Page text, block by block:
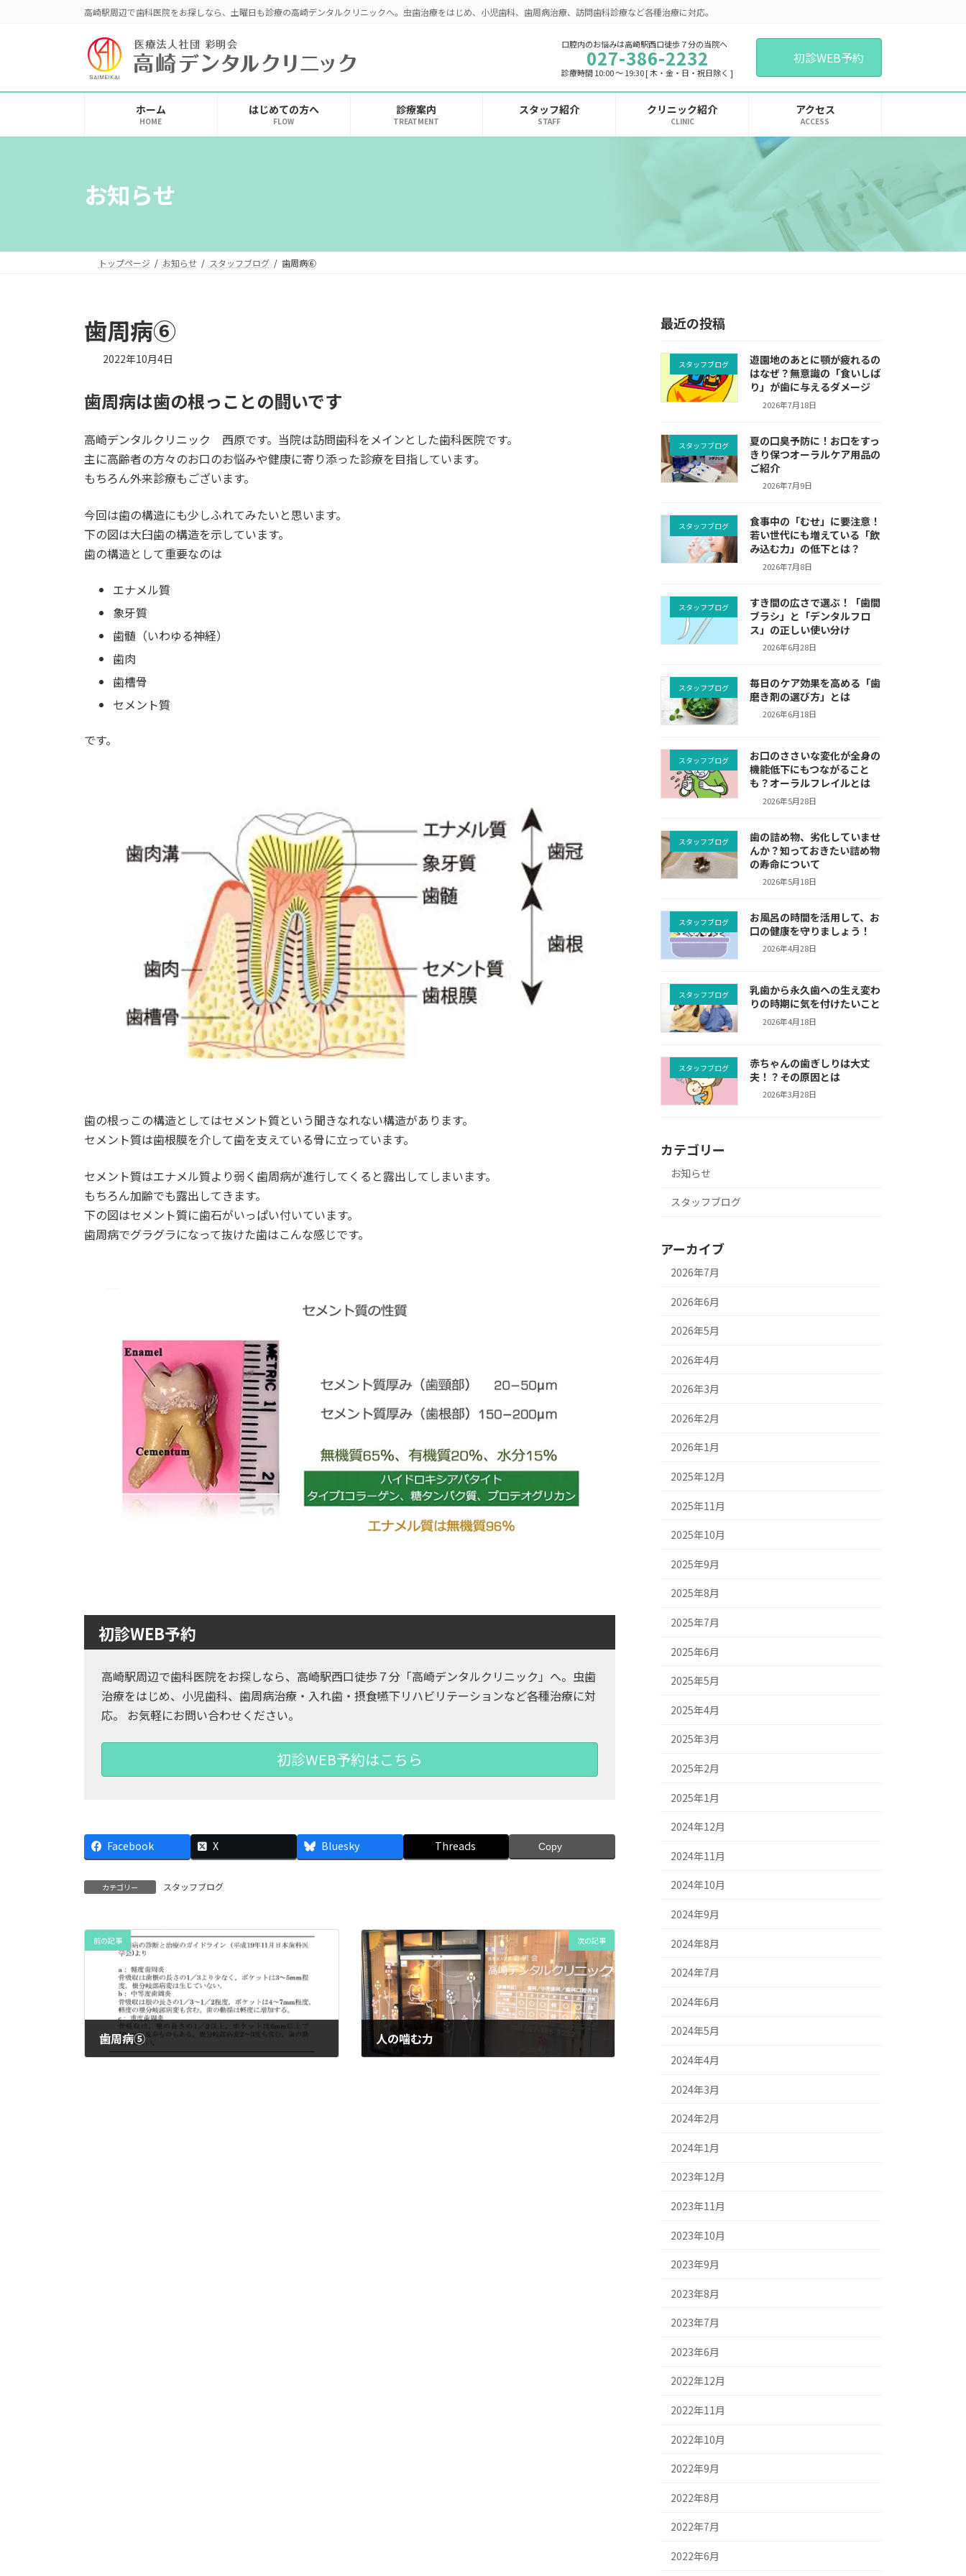
へ
ョ
高崎駅周辺で歯科医院をお探しなら、土曜日も診療の高崎デンタルクリニックへ。虫歯治療をはじめ、小児歯科、歯周病治療、訪問歯科診療など各種治療に対応。
口腔内のお悩みは高崎駅西口徒歩７分の当院へ
027-386-2232
診療時間 10:00 ～ 19:30 [ 木・金・日・祝日除く ]
初診WEB予約
ホーム
HOME
はじめての方へ
FLOW
診療案内
TREATMENT
スタッフ紹介
STAFF
クリニック紹介
CLINIC
アクセス
ACCESS
お知らせ
トップページ お知らせ スタッフブログ 歯周病⑥
歯周病⑥
2022年10月4日
歯周病は歯の根っことの闘いです
高崎デンタルクリニック 西原です。当院は訪問歯科をメインとした歯科医院です。
主に高齢者の方々のお口のお悩みや健康に寄り添った診療を目指しています。
もちろん外来診療もございます。
今回は歯の構造にも少しふれてみたいと思います。
下の図は大臼歯の構造を示しています。
歯の構造として重要なのは
エナメル質
象牙質
歯髄（いわゆる神経）
歯肉
歯槽骨
セメント質
です。
歯の根っこの構造としてはセメント質という聞きなれない構造があります。
セメント質は歯根膜を介して歯を支えている骨に立っています。
セメント質はエナメル質より弱く歯周病が進行してくると露出してしまいます。
もちろん加齢でも露出してきます。
下の図はセメント質に歯石がいっぱい付いています。
歯周病でグラグラになって抜けた歯はこんな感じです。
初診WEB予約
高崎駅周辺で歯科医院をお探しなら、高崎駅西口徒歩７分「高崎デンタルクリニック」へ。虫歯
治療をはじめ、小児歯科、歯周病治療・入れ歯・摂食嚥下リハビリテーションなど各種治療に対
応。 お気軽にお問い合わせください。
初診WEB予約はこちら
Facebook X Bluesky Threads Copy
カテゴリー スタッフブログ
前の記事
歯周病⑤
次の記事
人の噛む力
最近の投稿
スタッフブログ
遊園地のあとに顎が疲れるの
はなぜ？無意識の「食いしば
り」が歯に与えるダメージ
2026年7月18日
スタッフブログ
夏の口臭予防に！お口をすっ
きり保つオーラルケア用品の
ご紹介
2026年7月9日
スタッフブログ
食事中の「むせ」に要注意！
若い世代にも増えている「飲
み込む力」の低下とは？
2026年7月8日
スタッフブログ
すき間の広さで選ぶ！「歯間
ブラシ」と「デンタルフロ
ス」の正しい使い分け
2026年6月28日
スタッフブログ
毎日のケア効果を高める「歯
磨き剤の選び方」とは
2026年6月18日
スタッフブログ
お口のささいな変化が全身の
機能低下にもつながること
も？オーラルフレイルとは
2026年5月28日
スタッフブログ
歯の詰め物、劣化していませ
んか？知っておきたい詰め物
の寿命について
2026年5月18日
スタッフブログ
お風呂の時間を活用して、お
口の健康を守りましょう！
2026年4月28日
スタッフブログ
乳歯から永久歯への生え変わ
りの時期に気を付けたいこと
2026年4月18日
スタッフブログ
赤ちゃんの歯ぎしりは大丈
夫！？その原因とは
2026年3月28日
カテゴリー
お知らせ
スタッフブログ
アーカイブ
2026年7月
2026年6月
2026年5月
2026年4月
2026年3月
2026年2月
2026年1月
2025年12月
2025年11月
2025年10月
2025年9月
2025年8月
2025年7月
2025年6月
2025年5月
2025年4月
2025年3月
2025年2月
2025年1月
2024年12月
2024年11月
2024年10月
2024年9月
2024年8月
2024年7月
2024年6月
2024年5月
2024年4月
2024年3月
2024年2月
2024年1月
2023年12月
2023年11月
2023年10月
2023年9月
2023年8月
2023年7月
2023年6月
2022年12月
2022年11月
2022年10月
2022年9月
2022年8月
2022年7月
2022年6月